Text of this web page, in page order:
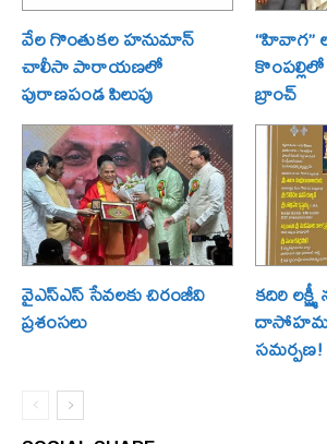
వేల గొంతుకల హనుమాన్
చాలీసా పారాయణలో
పురాణపండ పిలుపు
“హివాగ”
బ్రాంచ్
వైఎస్ఎస్ సేవలకు చిరంజీవి
ప్రశంసలు
కదిరి
సమర్పణ!